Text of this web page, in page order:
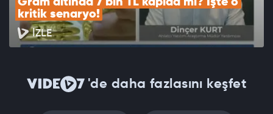
Gram altında 7 bin TL kapıda mı? İşte o
kritik senaryo!
İZLE
'de daha fazlasını keşfet